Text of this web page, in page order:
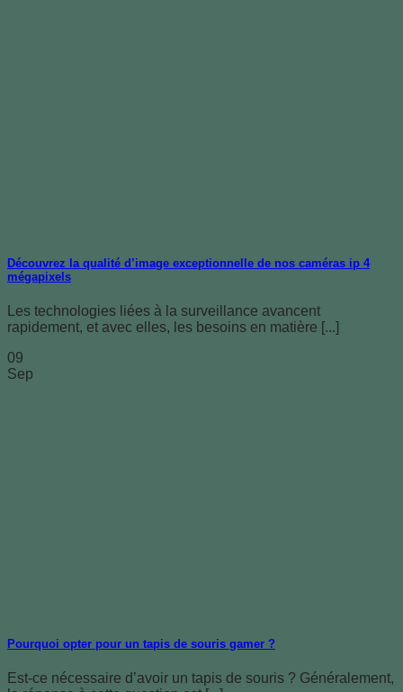
Découvrez la qualité d’image exceptionnelle de nos caméras ip 4
mégapixels
Les technologies liées à la surveillance avancent
rapidement, et avec elles, les besoins en matière [...]
09
Sep
Pourquoi opter pour un tapis de souris gamer ?
Est-ce nécessaire d’avoir un tapis de souris ? Généralement,